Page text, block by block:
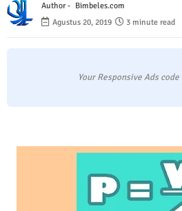
Author - Bimbeles.com
Agustus 20, 2019
3 minute read
Your Responsive Ads